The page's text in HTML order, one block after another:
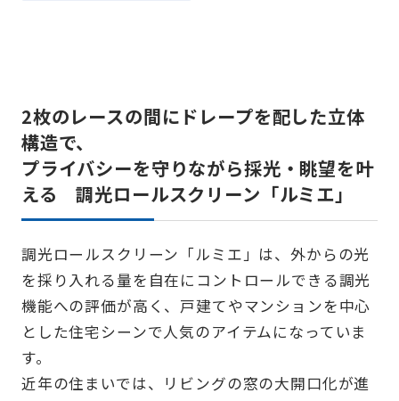
2枚のレースの間にドレープを配した立体
構造で、
プライバシーを守りながら採光・眺望を叶
える 調光ロールスクリーン「ルミエ」
調光ロールスクリーン「ルミエ」は、外からの光
を採り入れる量を自在にコントロールできる調光
機能への評価が高く、戸建てやマンションを中心
とした住宅シーンで人気のアイテムになっていま
す。
近年の住まいでは、リビングの窓の大開口化が進